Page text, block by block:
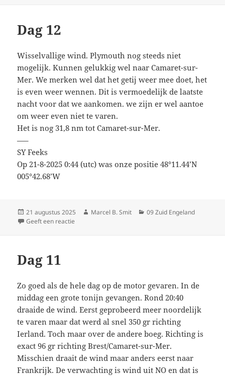
Dag 12
Wisselvallige wind. Plymouth nog steeds niet
mogelijk. Kunnen gelukkig wel naar Camaret-sur-
Mer. We merken wel dat het getij weer mee doet, het
is even weer wennen. Dit is vermoedelijk de laatste
nacht voor dat we aankomen. we zijn er wel aantoe
om weer even niet te varen.
Het is nog 31,8 nm tot Camaret-sur-Mer.
—–
SY Feeks
Op 21-8-2025 0:44 (utc) was onze positie 48°11.44’N
005°42.68’W
Geplaatst
op
21 augustus 2025 Auteur
Marcel B. Smit Categorieën
09 Zuid Engeland
Geeft een reactie
Dag 11
Zo goed als de hele dag op de motor gevaren. In de
middag een grote tonijn gevangen. Rond 20:40
draaide de wind. Eerst geprobeerd meer noordelijk
te varen maar dat werd al snel 350 gr richting
Ierland. Toch maar over de andere boeg. Richting is
exact 96 gr richting Brest/Camaret-sur-Mer.
Misschien draait de wind maar anders eerst naar
Frankrijk. De verwachting is wind uit NO en dat is